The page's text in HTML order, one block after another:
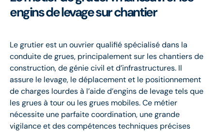
engins de levage sur chantier
Le grutier est un ouvrier qualifié spécialisé dans la
conduite de grues, principalement sur les chantiers de
construction, de génie civil et d’infrastructures. Il
assure le levage, le déplacement et le positionnement
de charges lourdes à l’aide d’engins de levage tels que
les grues à tour ou les grues mobiles. Ce métier
nécessite une parfaite coordination, une grande
vigilance et des compétences techniques précises